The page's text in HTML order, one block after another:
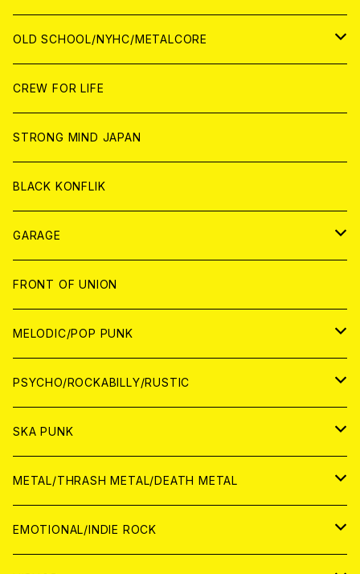
ANALOG
ANALOG
CD
ANALOG
CD
ANALOG
WORLD
CD
ANALOG
JAPAN
CD
ANALOG
WORLD
CD
ANALOG
OLD SCHOOL/NYHC/METALCORE
JAPAN
CD
ANALOG
WORLD
CD
ANALOG
CREW FOR LIFE
STRONG MIND JAPAN
BLACK KONFLIK
GARAGE
JAPAN
アナログ
CD
WORLD
アナログ
CD
FRONT OF UNION
MELODIC/POP PUNK
JAPAN
CD
ANALOG
WORLD
CD
ANALOG
PSYCHO/ROCKABILLY/RUSTIC
JAPAN
CD
ANALOG
WORLD
CD
SKA PUNK
JAPAN
CD
WORLD
METAL/THRASH METAL/DEATH METAL
JAPAN
EMOTIONAL/INDIE ROCK